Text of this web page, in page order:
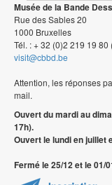
Musée de la Bande
Rue des Sables 20
1000 Bruxelles
Tél. : + 32 (0)2 219 19
visit@cbbd.be
Attention, les réponses
mail.
Ouvert du mardi au
17h).
Ouvert le lundi en juillet
Fermé le 25/12 et le 01/